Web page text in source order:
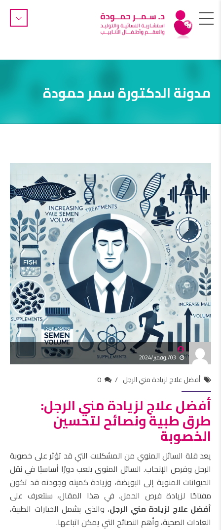
مدونة الدكتورة سمر حمودة
03/نوفمبر/2024
أفضل علاج لزيادة مني الرجل 0
أفضل علاج لزيادة مني الرجل:
طرق طبية ونصائح لتحسين
الخصوبة
يعد قلة السائل المنوي من المشكلات التي قد تؤثر على خصوبة
الرجل وفرص الإنجاب. السائل المنوي يلعب دورًا أساسيًا في نقل
الحيوانات المنوية إلى البويضة، وزيادة كميته وجودته قد تكون
مفتاحًا لزيادة فرص الحمل. في هذا المقال، سنتعرف على
أفضل علاج لزيادة مني الرجل، والذي يشمل الخيارات الطبية،
العادات الصحية، وأهم النصائح التي يمكن اتباعها.